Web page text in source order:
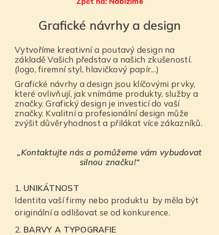
Grafické návrhy a design
Vytvoříme kreativní a poutavý design na
základě Vašich představ a našich zkušeností.
(logo, firemní styl, hlavičkový papír...)
Grafické návrhy a design jsou klíčovými prvky,
které ovlivňují, jak vnímáme produkty, služby a
značky. Grafický design je investicí do vaší
značky. Kvalitní a profesionální design může
zvýšit důvěryhodnost a přilákat více zákazníků.
„Kontaktujte nás a pomůžeme vám vybudovat
silnou značku!“
UNIKÁTNOST
Identita vaší firmy nebo produktu by měla být
originální a odlišovat se od konkurence.
BARVY A TYPOGRAFIE